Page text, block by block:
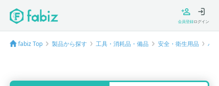
会員登録ログイン
fabiz Top 製品から探す 工具・消耗品・備品 安全・衛生用品 ハ